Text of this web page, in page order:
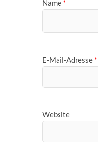
Name *
E-Mail-Adresse *
Website